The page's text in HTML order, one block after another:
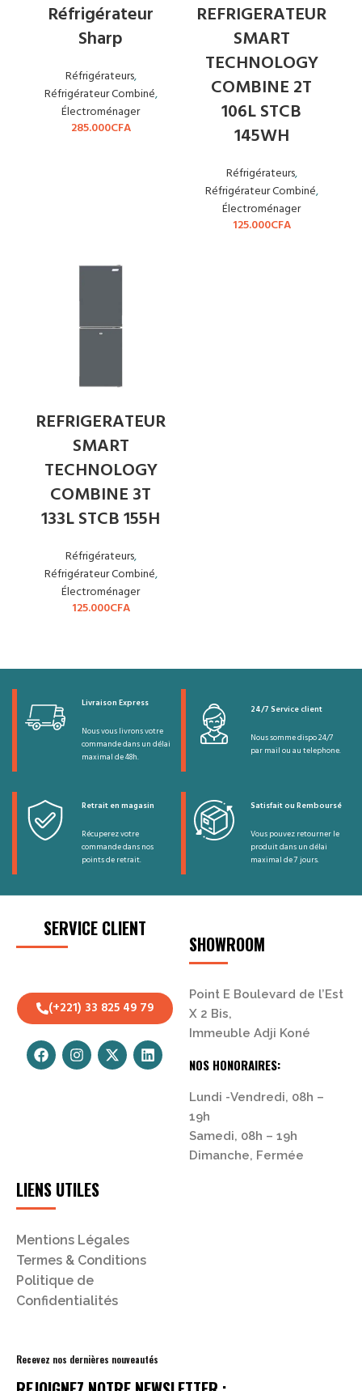
Réfrigérateur
Sharp
Réfrigérateurs,
Réfrigérateur Combiné,
Électroménager
285.000CFA
REFRIGERATEUR
SMART
TECHNOLOGY
COMBINE 2T
106L STCB
145WH
Réfrigérateurs,
Réfrigérateur Combiné,
Électroménager
125.000CFA
REFRIGERATEUR
SMART
TECHNOLOGY
COMBINE 3T
133L STCB 155H
Réfrigérateurs,
Réfrigérateur Combiné,
Électroménager
125.000CFA
Livraison Express
Nous vous livrons votre
commande dans un délai
maximal de 48h.
24/7 Service client
Nous somme dispo 24/7
par mail ou au telephone.
Retrait en magasin
Récuperez votre
commande dans nos
points de retrait.
Satisfait ou Remboursé
Vous pouvez retourner le
produit dans un délai
maximal de 7 jours.
SERVICE CLIENT
(+221) 33 825 49 79
SHOWROOM
Point E Boulevard de l’Est
X 2 Bis,
Immeuble Adji Koné
NOS HONORAIRES:
Lundi -Vendredi, 08h –
19h
Samedi, 08h – 19h
Dimanche, Fermée
LIENS UTILES
Mentions Légales
Termes & Conditions
Politique de
Confidentialités
Recevez nos dernières nouveautés